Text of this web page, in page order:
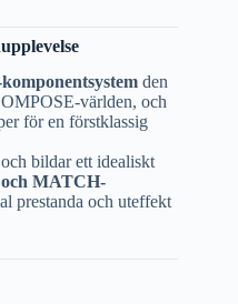
den
världen, och
för en förstklassig
bildar ett idealiskt
MATCH-
prestanda och uteffekt